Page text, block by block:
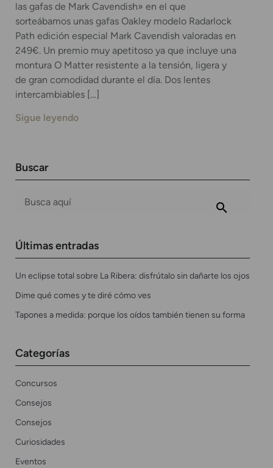
las gafas de Mark Cavendish» en el que
sorteábamos unas gafas Oakley modelo Radarlock
Path edición especial Mark Cavendish valoradas en
249€. Un premio muy apetitoso ya que incluye una
montura O Matter resistente a la tensión, ligera y
de gran comodidad durante el día. Dos lentes
intercambiables […]
Sigue leyendo
Buscar
Últimas entradas
Un eclipse total sobre La Ribera: disfrútalo sin dañarte los ojos
Dime qué comes y te diré cómo ves
Tapones a medida: porque los oídos también tienen su forma
Categorías
Concursos
Consejos
Consejos
Curiosidades
Eventos